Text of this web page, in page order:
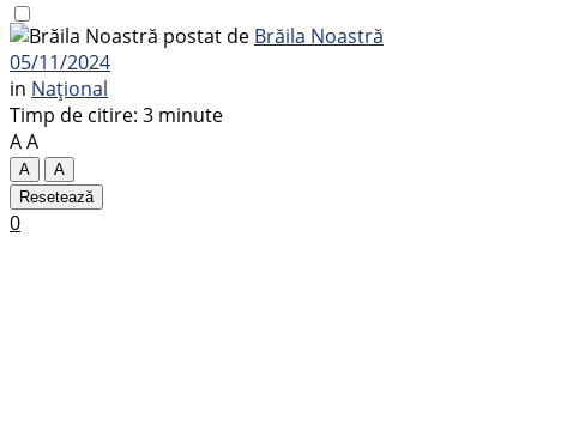
postat de Brăila Noastră
05/11/2024
in Național
Timp de citire: 3 minute
AA
A
A
Resetează
0